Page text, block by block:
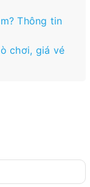
Thông tin
chơi, giá vé